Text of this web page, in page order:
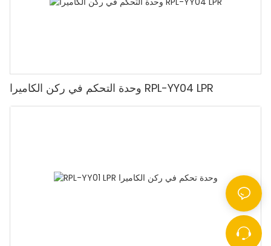
وحدة التحكم في ركن الكاميرا RPL-YY04 LPR